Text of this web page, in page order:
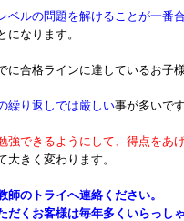
ベルの問題を解けることが一番
なります。
に合格ラインに達しているお子
繰り返しでは厳しい事が多いで
強できるようにして、得点をあ
きく変わります。
のトライへ連絡ください。
だくお客様は毎年多くいらっし